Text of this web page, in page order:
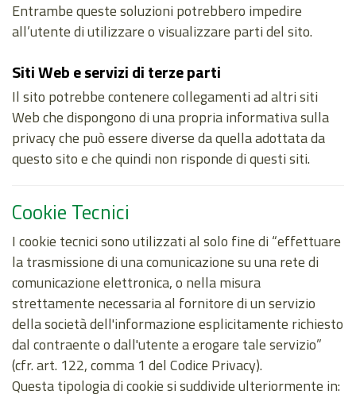
Entrambe queste soluzioni potrebbero impedire
all’utente di utilizzare o visualizzare parti del sito.
Siti Web e servizi di terze parti
Il sito potrebbe contenere collegamenti ad altri siti
Web che dispongono di una propria informativa sulla
privacy che può essere diverse da quella adottata da
questo sito e che quindi non risponde di questi siti.
Cookie Tecnici
I cookie tecnici sono utilizzati al solo fine di “effettuare
la trasmissione di una comunicazione su una rete di
comunicazione elettronica, o nella misura
strettamente necessaria al fornitore di un servizio
della società dell'informazione esplicitamente richiesto
dal contraente o dall'utente a erogare tale servizio”
(cfr. art. 122, comma 1 del Codice Privacy).
Questa tipologia di cookie si suddivide ulteriormente in: